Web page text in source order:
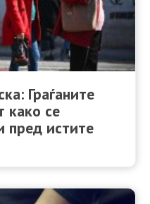
Граѓаните
како се
пред истите